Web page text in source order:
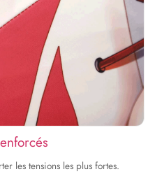
les tensions les plus fortes.